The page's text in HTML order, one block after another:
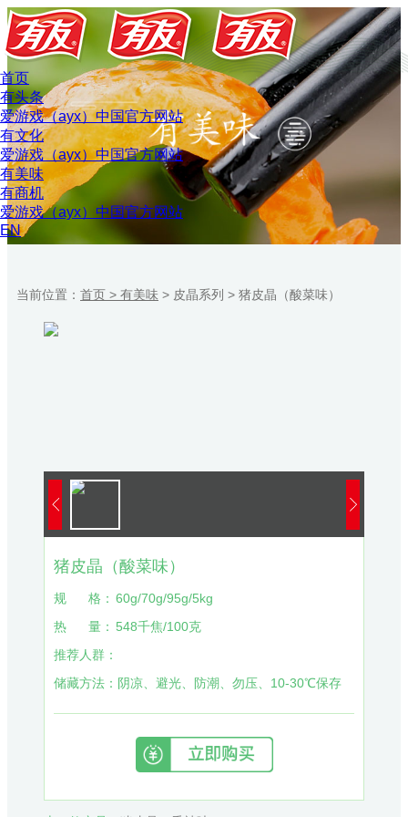
首页
有头条
爱游戏（ayx）中国官方网站
有文化
爱游戏（ayx）中国官方网站
有美味
有商机
爱游戏（ayx）中国官方网站
EN
当前位置： 首页 > 有美味 > 皮晶系列 > 猪皮晶（酸菜味）
猪皮晶（酸菜味）
规 格： 60g/70g/95g/5kg
热
量： 548千焦/100克
推荐人群：
储藏方法： 阴凉、避光、防潮、勿压、10-30℃保存